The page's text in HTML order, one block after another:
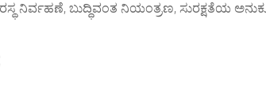
ಬುದ್ಧಿವಂತ ನಿಯಂತ್ರಣ, ಸುರಕ್ಷತೆಯ